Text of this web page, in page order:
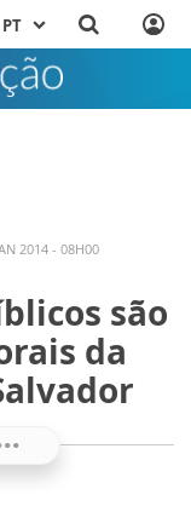
PT
2014 - 08H00
são
da